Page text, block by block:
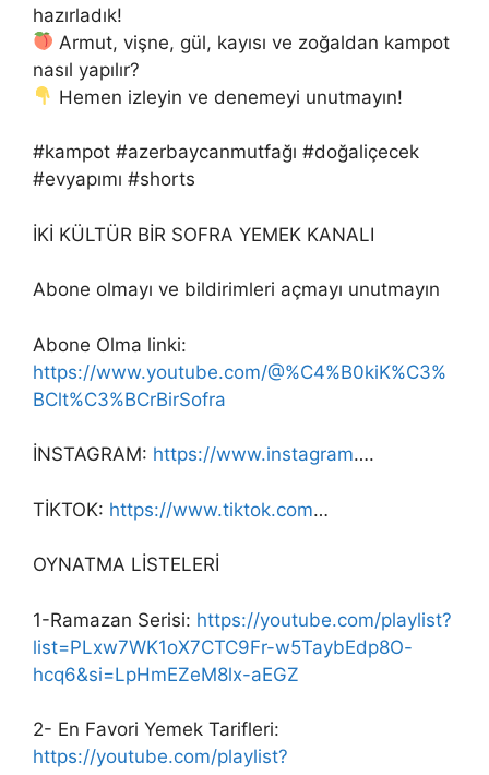
hazırladık!
Armut, vişne, gül, kayısı ve zoğaldan kampot
nasıl yapılır?
Hemen izleyin ve denemeyi unutmayın!
#kampot #azerbaycanmutfağı #doğaliçecek
#evyapımı #shorts
İKİ KÜLTÜR BİR SOFRA YEMEK KANALI
Abone olmayı ve bildirimleri açmayı unutmayın
Abone Olma linki:
https://www.youtube.com/@%C4%B0kiK%C3%
BClt%C3%BCrBirSofra
İNSTAGRAM: https://www.instagram….
TİKTOK: https://www.tiktok.com…
OYNATMA LİSTELERİ
1-Ramazan Serisi: https://youtube.com/playlist?
list=PLxw7WK1oX7CTC9Fr-w5TaybEdp8O-
hcq6&si=LpHmEZeM8lx-aEGZ
2- En Favori Yemek Tarifleri:
https://youtube.com/playlist?